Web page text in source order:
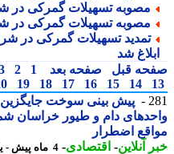
مصوبه تسهیلات گمرکی در
مصوبه تسهیلات گمرکی در
شد
قبل صفحه بعد 1
2
3
4
14
15
16
17
18
19
20
پیش بینی سوخت جایگزین
دام و طیور خراسان
اضطرار
آنلاین-اقتصادی-